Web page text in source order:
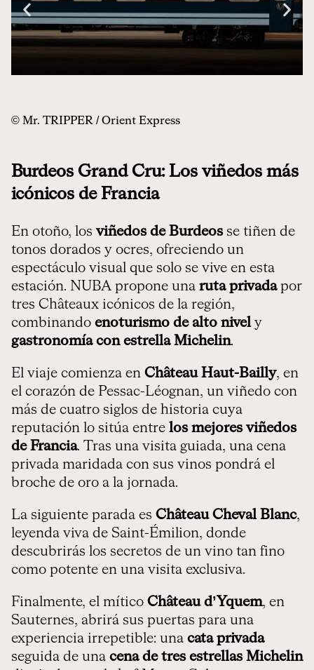
© Mr. TRIPPER / Orient Express
Burdeos Grand Cru: Los viñedos más
icónicos de Francia
En otoño, los viñedos de Burdeosse tiñen de
tonos dorados y ocres, ofreciendo un
espectáculo visual que solo se vive en esta
estación. NUBA propone una ruta privadapor
tres Châteaux icónicos de la región,
combinando enoturismo de alto nively
gastronomía con estrella Michelin.
El viaje comienza en Château Haut-Bailly, en
el corazón de Pessac-Léognan, un viñedo con
más de cuatro siglos de historia cuya
reputación lo sitúa entre los mejores viñedos
de Francia. Tras una visita guiada, una cena
privada maridada con sus vinos pondrá el
broche de oro a la jornada.
La siguiente parada es Château Cheval Blanc,
leyenda viva de Saint-Émilion, donde
descubrirás los secretos de un vino tan fino
como potente en una visita exclusiva.
Finalmente, el mítico Château d’Yquem, en
Sauternes, abrirá sus puertas para una
experiencia irrepetible: una cata privada
seguida de una cena de tres estrellas Michelin